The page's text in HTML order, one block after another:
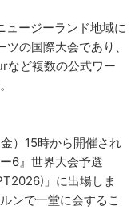
ュージーランド地域に
の国際大会であり、
など複数の公式ワー
）15時から開催され
6』世界大会予選
」に出場しま
ンで一堂に会するこ